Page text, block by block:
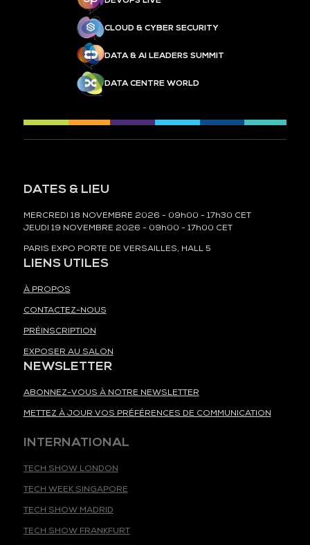
CLOUD & CYBER SECURITY
DATA & AI LEADERS SUMMIT
DATA CENTRE WORLD
DATES & LIEU
MERCREDI 18 NOVEMBRE 2026 - 09h00 - 17h30 CET
JEUDI 19 NOVEMBRE 2026 - 09h00 - 17h00 CET
PARIS EXPO PORTE DE VERSAILLES, HALL 5
LIENS UTILES
À PROPOS
CONTACTEZ-NOUS
PRÉINSCRIPTION
EXPOSER AU SALON
NEWSLETTER
ABONNEZ-VOUS À NOTRE NEWSLETTER
METTEZ À JOUR VOS PRÉFÉRENCES DE COMMUNICATION